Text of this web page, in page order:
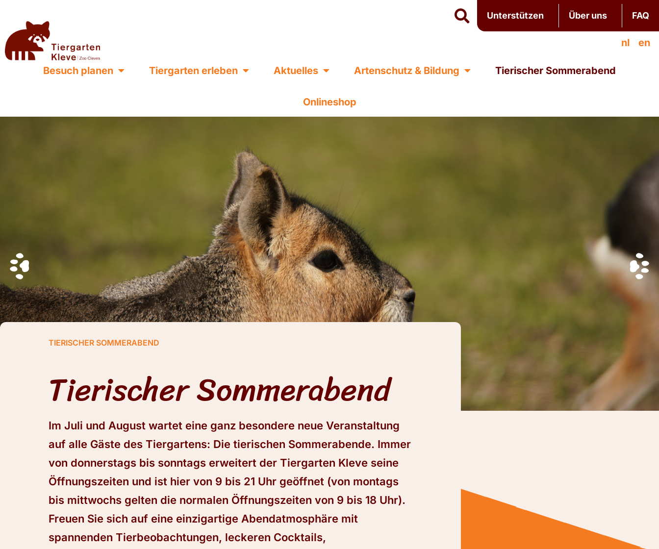
Unterstützen Über uns FAQ
nl en
Besuch planen Tiergarten erleben Aktuelles Artenschutz & Bildung Tierischer Sommerabend
Onlineshop
TIERISCHER SOMMERABEND
Tierischer Sommerabend
Im Juli und August wartet eine ganz besondere neue Veranstaltung
auf alle Gäste des Tiergartens: Die tierischen Sommerabende. Immer
von donnerstags bis sonntags erweitert der Tiergarten Kleve seine
Öffnungszeiten und ist hier von 9 bis 21 Uhr geöffnet (von montags
bis mittwochs gelten die normalen Öffnungszeiten von 9 bis 18 Uhr).
Freuen Sie sich auf eine einzigartige Abendatmosphäre mit
spannenden Tierbeobachtungen, leckeren Cocktails,